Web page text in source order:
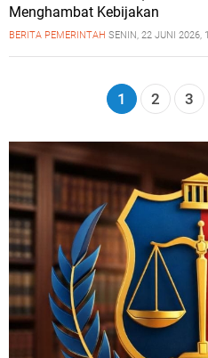
Menghambat Kebijakan
BERITA PEMERINTAH SENIN, 22 JUNI 2026,
1 2 3